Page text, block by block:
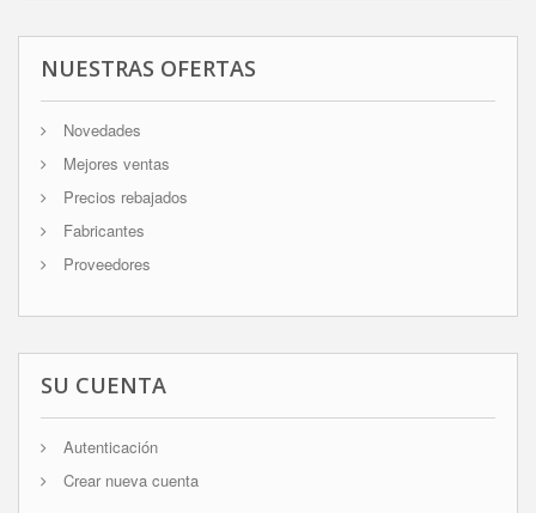
NUESTRAS OFERTAS
Novedades
Mejores ventas
Precios rebajados
Fabricantes
Proveedores
SU CUENTA
Autenticación
Crear nueva cuenta